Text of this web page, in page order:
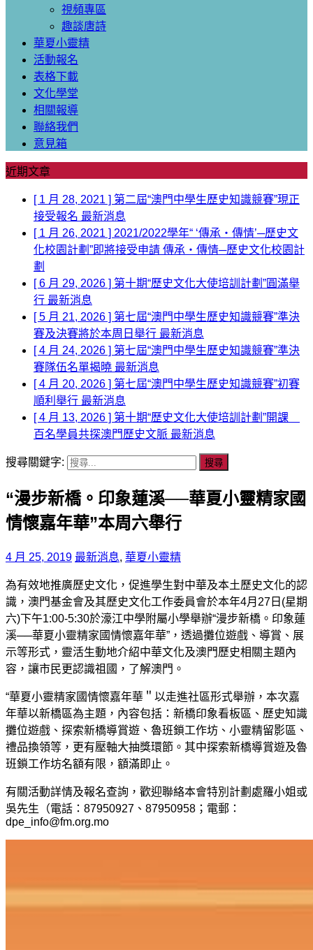
視頻專區
趣談唐詩
華夏小靈精
活動報名
表格下載
文化學堂
相關報導
聯絡我們
意見箱
近期文章
[ 1 月 28, 2021 ] 第二屆“澳門中學生歷史知識競賽”現正
接受報名 最新消息
[ 1 月 26, 2021 ] 2021/2022學年“ ‘傳承‧傳情’─歷史文
化校園計劃”即將接受申請 傳承‧傳情─歷史文化校園計
劃
[ 6 月 29, 2026 ] 第十期“歷史文化大使培訓計劃”圓滿舉
行 最新消息
[ 5 月 21, 2026 ] 第七屆“澳門中學生歷史知識競賽”準決
賽及決賽將於本周日舉行 最新消息
[ 4 月 24, 2026 ] 第七屆“澳門中學生歷史知識競賽”準決
賽隊伍名單揭曉 最新消息
[ 4 月 20, 2026 ] 第七屆“澳門中學生歷史知識競賽”初賽
順利舉行 最新消息
[ 4 月 13, 2026 ] 第十期“歷史文化大使培訓計劃”開課
百名學員共探澳門歷史文脈 最新消息
搜尋關鍵字:
“漫步新橋。印象蓮溪──華夏小靈精家國
情懷嘉年華”本周六舉行
4 月 25, 2019 最新消息, 華夏小靈精
為有效地推廣歷史文化，促進學生對中華及本土歷史文化的認
識，澳門基金會及其歷史文化工作委員會於本年4月27日(星期
六)下午1:00-5:30於濠江中學附屬小學舉辦“漫步新橋。印象蓮
溪──華夏小靈精家國情懷嘉年華”，透過攤位遊戲、導賞、展
示等形式，靈活生動地介紹中華文化及澳門歷史相關主題內
容，讓市民更認識祖國，了解澳門。
“華夏小靈精家國情懷嘉年華＂以走進社區形式舉辦，本次嘉
年華以新橋區為主題，內容包括：新橋印象看板區、歷史知識
攤位遊戲、探索新橋導賞遊、魯班鎖工作坊、小靈精留影區、
禮品換領等，更有壓軸大抽獎環節。其中探索新橋導賞遊及魯
班鎖工作坊名額有限，額滿即止。
有關活動詳情及報名查詢，歡迎聯絡本會特別計劃處羅小姐或
吳先生（電話：87950927、87950958；電郵：
dpe_info@fm.org.mo